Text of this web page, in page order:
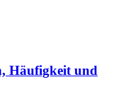
Häufigkeit und